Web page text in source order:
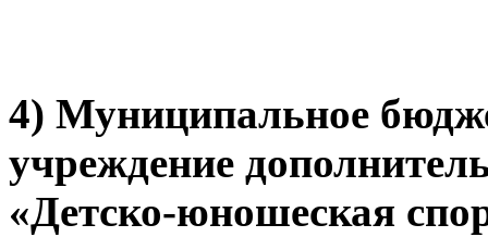
4) Муниципальное
учреждение
«Детско-юношеская